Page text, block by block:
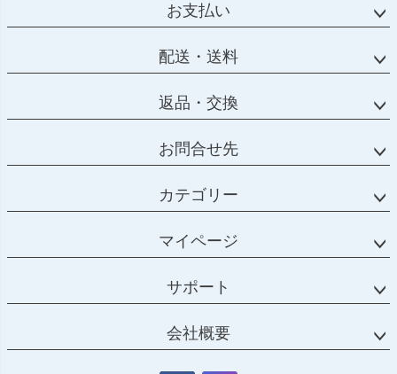
お支払い
配送・送料
返品・交換
お問合せ先
カテゴリー
マイページ
サポート
会社概要